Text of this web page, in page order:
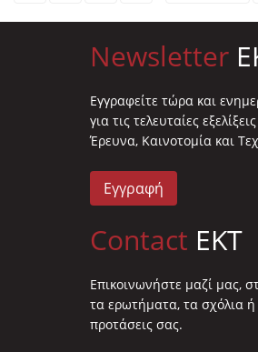
Newsletter
Eγγραφείτε τώρα και
για τις τελευταίες
Έρευνα, Καινοτομία και
Εγγραφή
Contact EKT
Επικοινωνήστε μαζί μας,
τα ερωτήματα, τα σχόλια ή
προτάσεις σας.